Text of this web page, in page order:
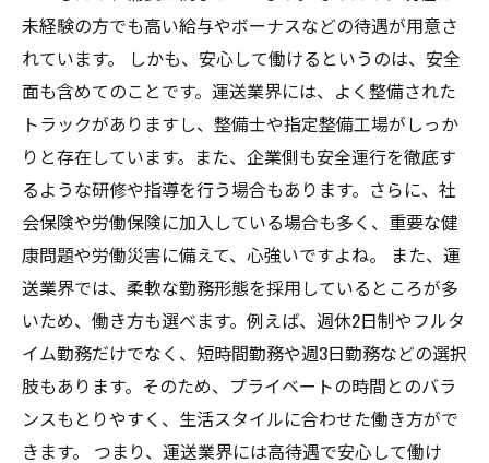
未経験の方でも高い給与やボーナスなどの待遇が用意さ
れています。 しかも、安心して働けるというのは、安全
面も含めてのことです。運送業界には、よく整備された
トラックがありますし、整備士や指定整備工場がしっか
りと存在しています。また、企業側も安全運行を徹底す
るような研修や指導を行う場合もあります。さらに、社
会保険や労働保険に加入している場合も多く、重要な健
康問題や労働災害に備えて、心強いですよね。 また、運
送業界では、柔軟な勤務形態を採用しているところが多
いため、働き方も選べます。例えば、週休2日制やフルタ
イム勤務だけでなく、短時間勤務や週3日勤務などの選択
肢もあります。そのため、プライベートの時間とのバラ
ンスもとりやすく、生活スタイルに合わせた働き方がで
きます。 つまり、運送業界には高待遇で安心して働け